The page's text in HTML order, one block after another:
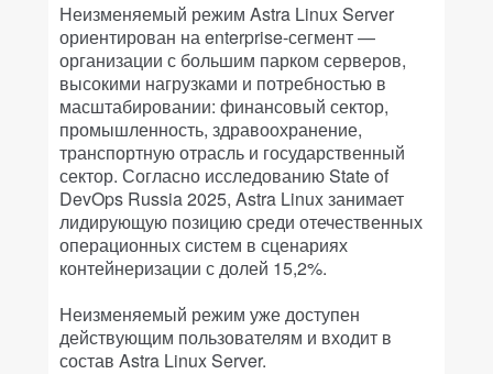
Неизменяемый режим Astra Linux Server
ориентирован на enterprise-сегмент —
организации с большим парком серверов,
высокими нагрузками и потребностью в
масштабировании: финансовый сектор,
промышленность, здравоохранение,
транспортную отрасль и государственный
сектор. Согласно исследованию State of
DevOps Russia 2025, Astra Linux занимает
лидирующую позицию среди отечественных
операционных систем в сценариях
контейнеризации с долей 15,2%.
Неизменяемый режим уже доступен
действующим пользователям и входит в
состав Astra Linux Server.